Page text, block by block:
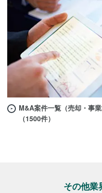
M&A案件一覧（売却・事業
（1500件）
その他業